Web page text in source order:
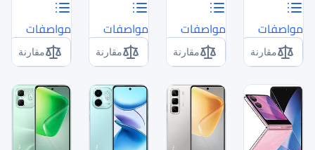
مواصفات
مقارنة
مواصفات
مقارنة